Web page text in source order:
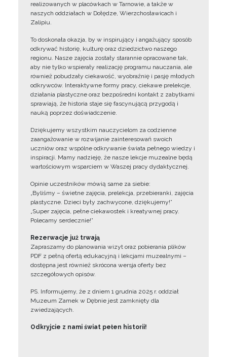
realizowanych w placówkach w Tarnowie, a także w
naszych oddziałach w Dołędze, Wierzchosławicach i
Zalipiu.
To doskonała okazja, by w inspirujący i angażujący sposób
odkrywać historię, kulturę oraz dziedzictwo naszego
regionu. Nasze zajęcia zostały starannie opracowane tak,
aby nie tylko wspierały realizację programu nauczania, ale
również pobudzały ciekawość, wyobraźnię i pasję młodych
odkrywców. Interaktywne formy pracy, ciekawe prelekcje,
działania plastyczne oraz bezpośredni kontakt z zabytkami
sprawiają, że historia staje się fascynującą przygodą i
nauką poprzez doświadczenie.
Dziękujemy wszystkim nauczycielom za codzienne
zaangażowanie w rozwijanie zainteresowań swoich
uczniów oraz wspólne odkrywanie świata pełnego wiedzy i
inspiracji. Mamy nadzieję, że nasze lekcje muzealne będą
wartościowym wsparciem w Waszej pracy dydaktycznej.
Opinie uczestników mówią same za siebie:
„Byliśmy – świetne zajęcia, prelekcja, przebieranki, zajęcia
plastyczne. Dzieci były zachwycone, dziękujemy!”
„Super zajęcia, pełne ciekawostek i kreatywnej pracy.
Polecamy serdecznie!”
Rezerwacje już trwają
Zapraszamy do planowania wizyt oraz pobierania plików
PDF z pełną ofertą edukacyjną i lekcjami muzealnymi –
dostępna jest również skrócona wersja oferty bez
szczegółowych opisów.
PS. Informujemy, że z dniem 1 grudnia 2025 r. oddział
Muzeum Zamek w Dębnie jest zamknięty dla
zwiedzających.
Odkryjcie z nami świat pełen historii!